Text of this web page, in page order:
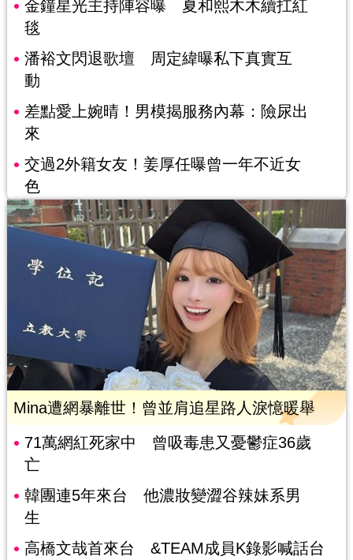
金鐘星光主持陣容曝 夏和熙木木續扛紅
毯
潘裕文閃退歌壇 周定緯曝私下真實互
動
差點愛上婉晴！男模揭服務內幕：險尿出
來
交過2外籍女友！姜厚任曝曾一年不近女
色
Mina遭網暴離世！曾並肩追星路人淚憶暖舉
71萬網紅死家中 曾吸毒患又憂鬱症36歲
亡
韓團連5年來台 他濃妝變澀谷辣妹系男
生
高橋文哉首來台 &TEAM成員K錄影喊話台